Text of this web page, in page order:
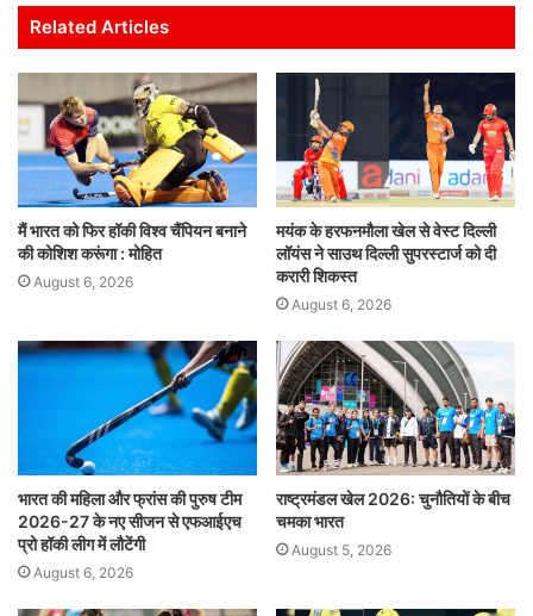
s
A
p
p
e
b
o
o
k
er l
e
dI
n
e
Related Articles
मैं भारत को फिर हॉकी विश्व चैंपियन बनाने
की कोशिश करूंगा : मोहित
August 6, 2026
मयंक के हरफनमौला खेल से वेस्ट दिल्ली
लॉयंस ने साउथ दिल्ली सुपरस्टार्ज को दी
करारी शिकस्त
August 6, 2026
भारत की महिला और फ्रांस की पुरुष टीम
2026-27 के नए सीजन से एफआईएच
प्रो हॉकी लीग में लौटेंगी
August 6, 2026
राष्ट्रमंडल खेल 2026: चुनौतियों के बीच
चमका भारत
August 5, 2026